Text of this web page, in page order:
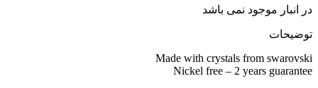
در انبار موجود نمی باشد
توضیحات
Made with crystals from swarovski
Nickel free – 2 years guarantee